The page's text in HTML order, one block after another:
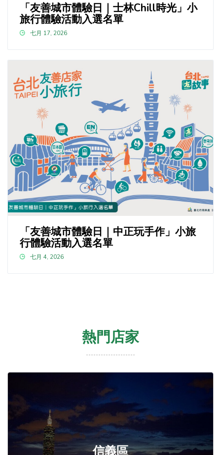
「友善城市體驗日｜士林Chill時光」小
旅行體驗活動入選名單
七月 17, 2026
「友善城市體驗日｜中正玩手作」小旅
行體驗活動入選名單
七月 4, 2026
熱門店家
信義區